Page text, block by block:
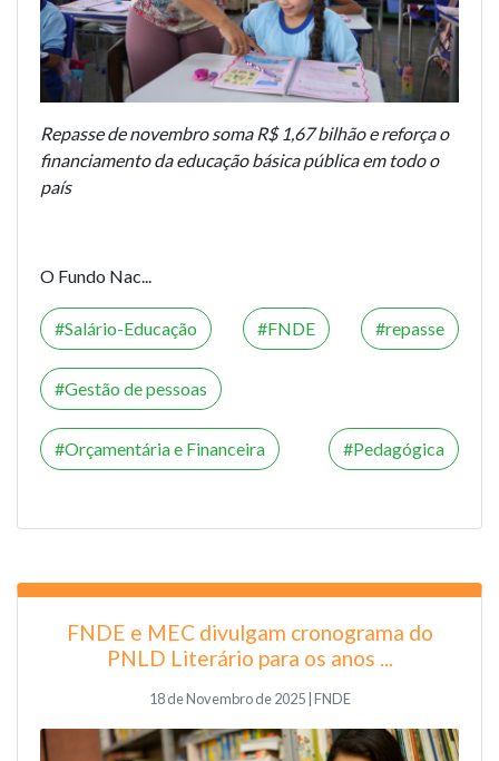
Repasse de novembro soma R$ 1,67 bilhão e reforça o
financiamento da educação básica pública em todo o
país
O Fundo Nac...
Salário-Educação FNDE repasse
Gestão de pessoas
Orçamentária e Financeira Pedagógica
FNDE e MEC divulgam cronograma do
PNLD Literário para os anos ...
18 de Novembro de 2025 | FNDE